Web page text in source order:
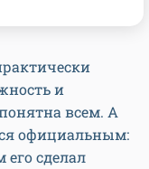
и
всем. А
официальным:
его сделал